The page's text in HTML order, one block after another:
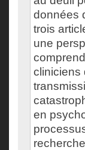
données
trois
une
cliniciens
en